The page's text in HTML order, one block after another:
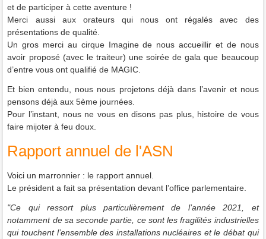
et de participer à cetteaventure !
Merci aussi aux orateurs qui nous ont régalés avec des
présentations de qualité.
Un gros merci au cirque Imagine de nous accueillir et de nous
avoir proposé (avec le traiteur) une soirée de gala que beaucoup
d’entre vous ont qualifié de MAGIC.
Et bien entendu, nous nous projetons déjà dans l’avenir et nous
pensons déjà aux 5ème journées.
Pour l’instant, nous ne vous en disons pas plus, histoire de vous
faire mijoter à feu doux.
Rapport annuel de l'ASN
Voici un marronnier : le rapport annuel.
Le président a fait sa présentation devant l’office parlementaire.
"Ce qui ressort plus particulièrement de l’année 2021, et
notamment de sa seconde partie, ce sont les fragilités industrielles
qui touchent l’ensemble des installations nucléaires et le débat qui